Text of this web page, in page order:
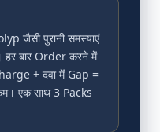
जैसी पुरानी समस्याएं
हर बार Order करने में
+ दवा में Gap =
एक साथ 3 Packs